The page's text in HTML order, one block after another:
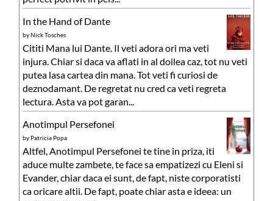
In the Hand of Dante
byNick Tosches
Cititi Mana lui Dante. Il veti adora ori ma veti
injura. Chiar si daca va aflati in al doilea caz, tot nu veti
putea lasa cartea din mana. Tot veti fi curiosi de
deznodamant. De regretat nu cred ca veti regreta
lectura. Asta va pot garan...
Anotimpul Persefonei
by Patricia Popa
Altfel, Anotimpul Persefonei te tine in priza, iti
aduce multe zambete, te face sa empatizezi cu Eleni si
Evander, chiar daca ei sunt, de fapt, niste corporatisti
ca oricare altii. De fapt, poate chiar asta e ideea: un